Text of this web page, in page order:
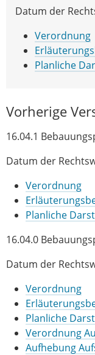
Datum der
Verordnung
Planliche
Vorherige
16.04.1
Datum der
Verordnung
Planliche
16.04.0
Datum der
Verordnung
Planliche
Verordnung
Aufhebung